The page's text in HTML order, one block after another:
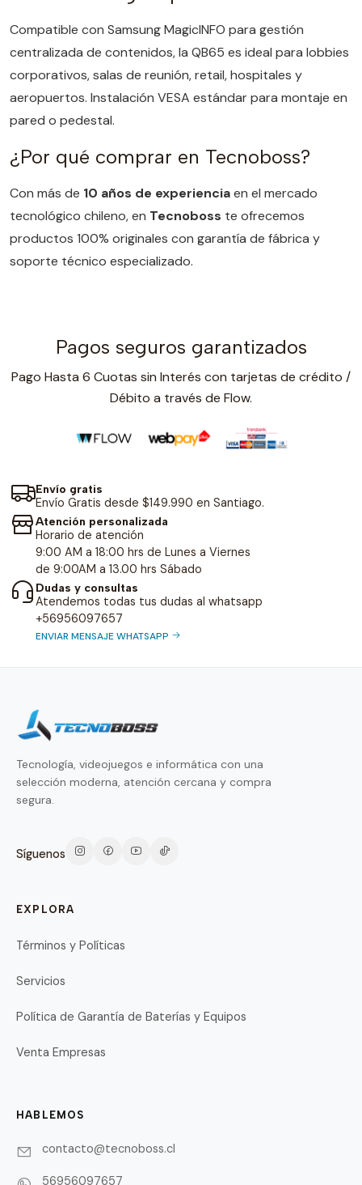
Compatible con Samsung MagicINFO para gestión
centralizada de contenidos, la QB65 es ideal para lobbies
corporativos, salas de reunión, retail, hospitales y
aeropuertos. Instalación VESA estándar para montaje en
pared o pedestal.
¿Por qué comprar en Tecnoboss?
Con más de 10 años de experienciaen el mercado
tecnológico chileno, en Tecnoboss te ofrecemos
productos 100% originales con garantía de fábrica y
soporte técnico especializado.
Pagos seguros garantizados
Pago Hasta 6 Cuotas sin Interés con tarjetas de crédito /
Débito a través de Flow.
Envío gratis
Envío Gratis desde $149.990 en Santiago.
Atención personalizada
Horario de atención
9:00 AM a 18:00 hrs de Lunes a Viernes
de 9:00AM a 13.00 hrs Sábado
Dudas y consultas
Atendemos todas tus dudas al whatsapp
+56956097657
ENVIAR MENSAJE WHATSAPP
Tecnología, videojuegos e informática con una
selección moderna, atención cercana y compra
segura.
Síguenos
EXPLORA
Términos y Políticas
Servicios
Política de Garantía de Baterías y Equipos
Venta Empresas
HABLEMOS
contacto@tecnoboss.cl
56956097657